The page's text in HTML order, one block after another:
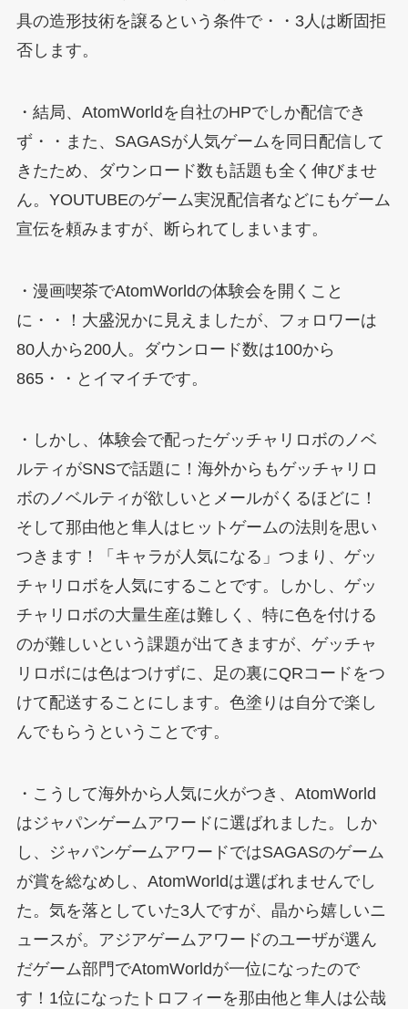
具の造形技術を譲るという条件で・・3人は断固拒
否します。
・結局、AtomWorldを自社のHPでしか配信でき
ず・・また、SAGASが人気ゲームを同日配信して
きたため、ダウンロード数も話題も全く伸びませ
ん。YOUTUBEのゲーム実況配信者などにもゲーム
宣伝を頼みますが、断られてしまいます。
・漫画喫茶でAtomWorldの体験会を開くこと
に・・！大盛況かに見えましたが、フォロワーは
80人から200人。ダウンロード数は100から
865・・とイマイチです。
・しかし、体験会で配ったゲッチャリロボのノベ
ルティがSNSで話題に！海外からもゲッチャリロ
ボのノベルティが欲しいとメールがくるほどに！
そして那由他と隼人はヒットゲームの法則を思い
つきます！「キャラが人気になる」つまり、ゲッ
チャリロボを人気にすることです。しかし、ゲッ
チャリロボの大量生産は難しく、特に色を付ける
のが難しいという課題が出てきますが、ゲッチャ
リロボには色はつけずに、足の裏にQRコードをつ
けて配送することにします。色塗りは自分で楽し
んでもらうということです。
・こうして海外から人気に火がつき、AtomWorld
はジャパンゲームアワードに選ばれました。しか
し、ジャパンゲームアワードではSAGASのゲーム
が賞を総なめし、AtomWorldは選ばれませんでし
た。気を落としていた3人ですが、晶から嬉しいニ
ュースが。アジアゲームアワードのユーザが選ん
だゲーム部門でAtomWorldが一位になったので
す！1位になったトロフィーを那由他と隼人は公哉